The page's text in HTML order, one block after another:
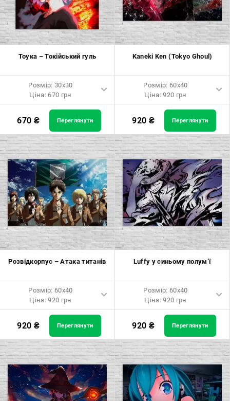
Розмір: 70x70 Ціна: 1550 грн
Розмір: 80x80 Ціна: 1650 грн
Розмір: 90x90 Ціна: 1800 грн
Розмір: 100x100 Ціна: 2500
грн
Тоука – Токійський гуль
Розмір: 30x30
Ціна: 670 грн
Розмір: 30x30 Ціна: 670 грн
Розмір: 40x40 Ціна: 840 грн
Розмір: 50x50 Ціна: 970 грн
Розмір: 60x60 Ціна: 1290 грн
Розмір: 70x70 Ціна: 1550 грн
Розмір: 80x80 Ціна: 1650 грн
Розмір: 90x90 Ціна: 1800 грн
Розмір: 100x100 Ціна: 2500
грн
670 ₴ Переглянути
Kaneki Ken (Tokyo Ghoul)
Розмір: 60x40
Ціна: 920 грн
Розмір: 60x40 Ціна: 920 грн
Розмір: 90x60 Ціна: 1650 грн
Розмір: 120x80 Ціна: 2050 грн
920 ₴ Переглянути
Розвідкорпус – Атака титанів
Розмір: 60x40
Ціна: 920 грн
Розмір: 60x40 Ціна: 920 грн
Розмір: 90x60 Ціна: 1650 грн
Розмір: 120x80 Ціна: 2050 грн
920 ₴ Переглянути
Luffy у синьому полум’ї
Розмір: 60x40
Ціна: 920 грн
Розмір: 60x40 Ціна: 920 грн
Розмір: 90x60 Ціна: 1650 грн
Розмір: 120x80 Ціна: 2050 грн
920 ₴ Переглянути